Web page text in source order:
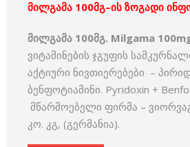
მილგამა 100მგ–ის ზოგადი
მილგამა 100მგ. Milgama
ვიტამინების ჯგუფის
აქტიური ნივთიერებები –
ბენფოტიამინი. Pyridoxin +
მწარმოებელი ფირმა –
კო. კგ, (გერმანია).